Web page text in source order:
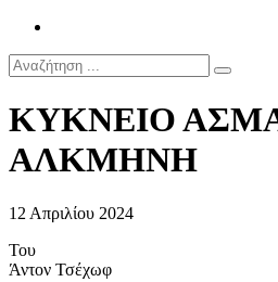
ΚΥΚΝΕΙΟ ΑΣΜΑ
ΑΛΚΜΗΝΗ
12 Απριλίου 2024
Του
Άντον Τσέχωφ